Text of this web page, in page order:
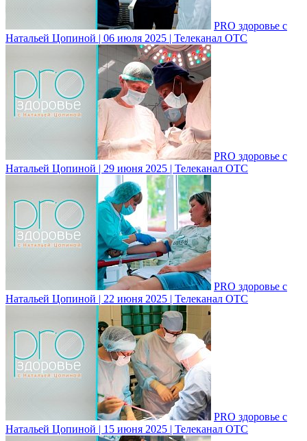
PRO здоровье с
Натальей Цопиной | 06 июля 2025 | Телеканал ОТС
PRO здоровье с
Натальей Цопиной | 29 июня 2025 | Телеканал ОТС
PRO здоровье с
Натальей Цопиной | 22 июня 2025 | Телеканал ОТС
PRO здоровье с
Натальей Цопиной | 15 июня 2025 | Телеканал ОТС